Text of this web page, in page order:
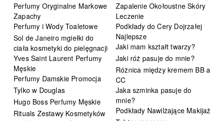
Perfumy Oryginalne Markowe
Zapachy
Perfumy i Wody Toaletowe
Sol de Janeiro mgiełki do
ciała kosmetyki do pielęgnacji
Yves Saint Laurent Perfumy
Męskie
Perfumy Damskie Promocja
Tylko w Douglas
Hugo Boss Perfumy Męskie
Rituals Zestawy Kosmetyków
Zapalenie Okołoustne Skóry
Leczenie
Podkłady do Cery Dojrzałej
Najlepsze
Jaki mam kształt twarzy?
Jaki róż pasuje do mnie?
Różnica między kremem BB a
CC
Jaka szminka pasuje do
mnie?
Podkłady Nawilżające Makijaż